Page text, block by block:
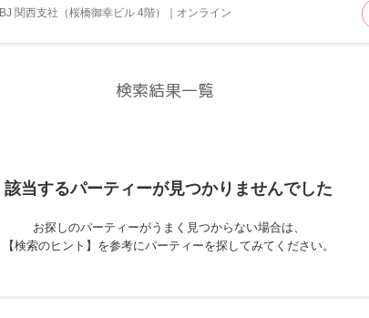
IBJ 関西支社（桜橋御幸ビル 4階）｜オンライン
検索結果一覧
該当するパーティーが見つかりませんでした
お探しのパーティーがうまく見つからない場合は、
【検索のヒント】を参考にパーティーを探してみてください。